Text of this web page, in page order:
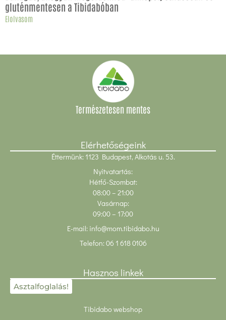
gluténmentesen a Tibidabóban
Elolvasom
Természetesen mentes
Elérhetőségeink
Éttermünk: 1123 Budapest, Alkotás u. 53.
Nyitvatartás:
Hétfő-Szombat:
08:00 – 21:00
Vasárnap:
09:00 – 17:00
E-mail: info@mom.tibidabo.hu
Telefon:06 1 618 0106
Hasznos linkek
Asztalfoglalás!
Tibidabo webshop